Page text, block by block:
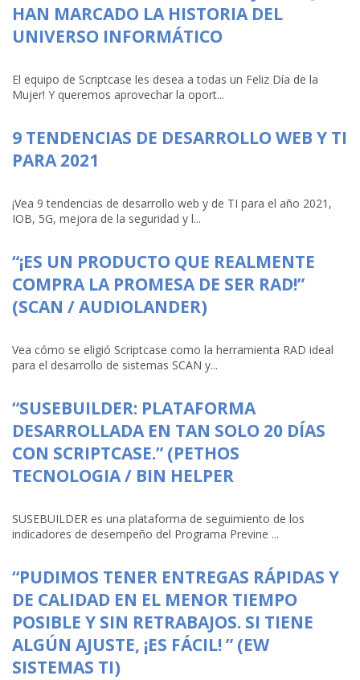
HAN MARCADO LA HISTORIA DEL
UNIVERSO INFORMÁTICO
El equipo de Scriptcase les desea a todas un Feliz Día de la
Mujer! Y queremos aprovechar la oport...
9 TENDENCIAS DE DESARROLLO WEB Y TI
PARA 2021
¡Vea 9 tendencias de desarrollo web y de TI para el año 2021,
IOB, 5G, mejora de la seguridad y l...
“¡ES UN PRODUCTO QUE REALMENTE
COMPRA LA PROMESA DE SER RAD!”
(SCAN / AUDIOLANDER)
Vea cómo se eligió Scriptcase como la herramienta RAD ideal
para el desarrollo de sistemas SCAN y...
“SUSEBUILDER: PLATAFORMA
DESARROLLADA EN TAN SOLO 20 DÍAS
CON SCRIPTCASE.” (PETHOS
TECNOLOGIA / BIN HELPER
SUSEBUILDER es una plataforma de seguimiento de los
indicadores de desempeño del Programa Previne ...
“PUDIMOS TENER ENTREGAS RÁPIDAS Y
DE CALIDAD EN EL MENOR TIEMPO
POSIBLE Y SIN RETRABAJOS. SI TIENE
ALGÚN AJUSTE, ¡ES FÁCIL! ” (EW
SISTEMAS TI)